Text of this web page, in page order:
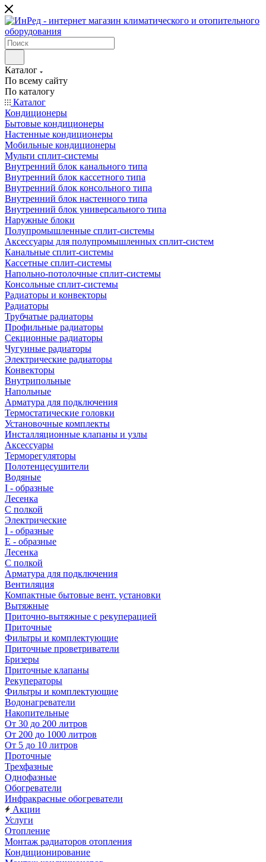
Каталог
По всему сайту
По каталогу
Каталог
Кондиционеры
Бытовые кондиционеры
Настенные кондиционеры
Мобильные кондиционеры
Мульти сплит-системы
Внутренний блок канального типа
Внутренний блок кассетного типа
Внутренний блок консольного типа
Внутренний блок настенного типа
Внутренний блок универсального типа
Наружные блоки
Полупромышленные сплит-системы
Аксессуары для полупромышленных сплит-систем
Канальные сплит-системы
Кассетные сплит-системы
Напольно-потолочные сплит-системы
Консольные сплит-системы
Радиаторы и конвекторы
Радиаторы
Трубчатые радиаторы
Профильные радиаторы
Секционные радиаторы
Чугунные радиаторы
Электрические радиаторы
Конвекторы
Внутрипольные
Напольные
Арматура для подключения
Термостатические головки
Установочные комплекты
Инсталляционные клапаны и узлы
Аксессуары
Терморегуляторы
Полотенцесушители
Водяные
I - образные
Лесенка
С полкой
Электрические
I - образные
E - образные
Лесенка
С полкой
Арматура для подключения
Вентиляция
Компактные бытовые вент. установки
Вытяжные
Приточно-вытяжные с рекуперацией
Приточные
Фильтры и комплектующие
Приточные проветриватели
Бризеры
Приточные клапаны
Рекуператоры
Фильтры и комплектующие
Водонагреватели
Накопительные
От 30 до 200 литров
От 200 до 1000 литров
От 5 до 10 литров
Проточные
Трехфазные
Однофазные
Обогреватели
Инфракрасные обогреватели
Акции
Услуги
Отопление
Монтаж радиаторов отопления
Кондиционирование